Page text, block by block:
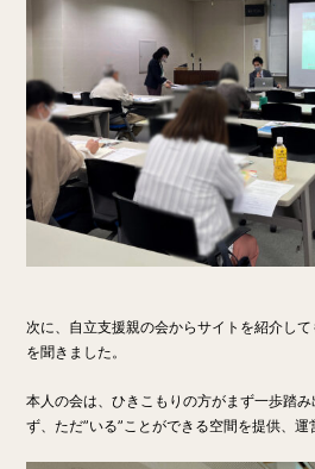
次に、自立支援親の会からサイトを紹介し
を聞きました。
本人の会は、ひきこもりの方がまず一歩踏
ず、ただ”いる”ことができる空間を提供、運